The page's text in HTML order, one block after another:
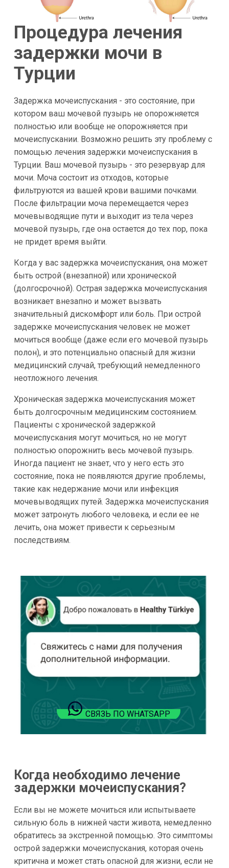
Процедура лечения
задержки мочи в
Турции
Задержка мочеиспускания - это состояние, при
котором ваш мочевой пузырь не опорожняется
полностью или вообще не опорожняется при
мочеиспускании. Возможно решить эту проблему с
помощью лечения задержки мочеиспускания в
Турции. Ваш мочевой пузырь - это резервуар для
мочи. Моча состоит из отходов, которые
фильтруются из вашей крови вашими почками.
После фильтрации моча перемещается через
мочевыводящие пути и выходит из тела через
мочевой пузырь, где она остается до тех пор, пока
не придет время выйти.
Когда у вас задержка мочеиспускания, она может
быть острой (внезапной) или хронической
(долгосрочной). Острая задержка мочеиспускания
возникает внезапно и может вызвать
значительный дискомфорт или боль. При острой
задержке мочеиспускания человек не может
мочиться вообще (даже если его мочевой пузырь
полон), и это потенциально опасный для жизни
медицинский случай, требующий немедленного
неотложного лечения.
Хроническая задержка мочеиспускания может
быть долгосрочным медицинским состоянием.
Пациенты с хронической задержкой
мочеиспускания могут мочиться, но не могут
полностью опорожнить весь мочевой пузырь.
Иногда пациент не знает, что у него есть это
состояние, пока не появляются другие проблемы,
такие как недержание мочи или инфекция
мочевыводящих путей. Задержка мочеиспускания
может затронуть любого человека, и если ее не
лечить, она может привести к серьезным
последствиям.
СВЯЗЬ ПО WHATSAPP
Когда необходимо лечение
задержки мочеиспускания?
Если вы не можете мочиться или испытываете
сильную боль в нижней части живота, немедленно
обратитесь за экстренной помощью. Это симптомы
острой задержки мочеиспускания, которая очень
критична и может стать опасной для жизни, если не